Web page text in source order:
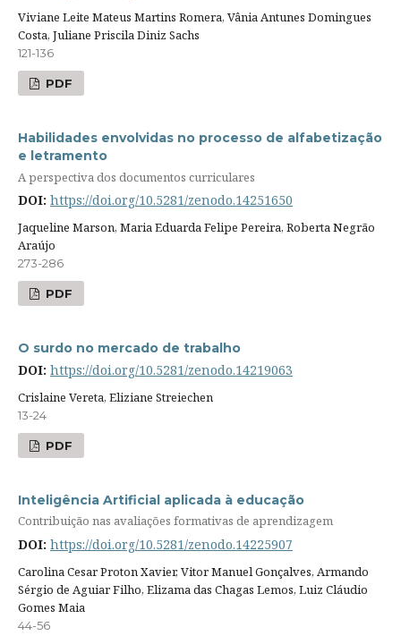
Viviane Leite Mateus Martins Romera, Vânia Antunes Domingues
Costa, Juliane Priscila Diniz Sachs
121-136
PDF
Habilidades envolvidas no processo de alfabetização
e letramento
A perspectiva dos documentos curriculares
DOI: https://doi.org/10.5281/zenodo.14251650
Jaqueline Marson, Maria Eduarda Felipe Pereira, Roberta Negrão
Araújo
273-286
PDF
O surdo no mercado de trabalho
DOI: https://doi.org/10.5281/zenodo.14219063
Crislaine Vereta, Eliziane Streiechen
13-24
PDF
Inteligência Artificial aplicada à educação
Contribuição nas avaliações formativas de aprendizagem
DOI: https://doi.org/10.5281/zenodo.14225907
Carolina Cesar Proton Xavier, Vitor Manuel Gonçalves, Armando
Sérgio de Aguiar Filho, Elizama das Chagas Lemos, Luiz Cláudio
Gomes Maia
44-56